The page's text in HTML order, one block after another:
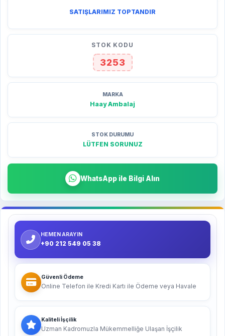
SATIŞLARIMIZ TOPTANDIR
STOK KODU
3253
MARKA
Haay Ambalaj
STOK DURUMU
LÜTFEN SORUNUZ
WhatsApp ile Bilgi Alın
HEMEN ARAYIN
+90 212 549 05 38
Güvenli Ödeme
Online Telefon ile Kredi Kartı ile Ödeme veya Havale
Kaliteli İşçilik
Uzman Kadromuzla Mükemmelliğe Ulaşan İşçilik